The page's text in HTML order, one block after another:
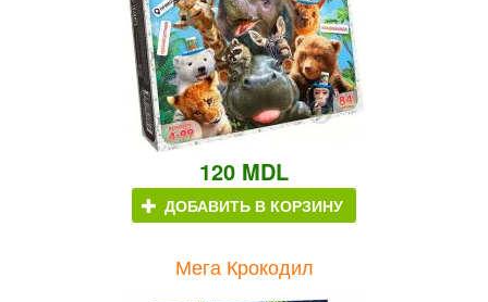
120 MDL
ДОБАВИТЬ В КОРЗИНУ
Мега Крокодил